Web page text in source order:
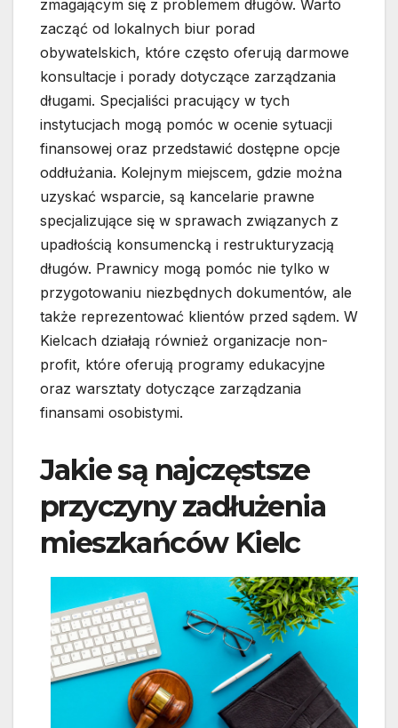
zmagającym się z problemem długów. Warto
zacząć od lokalnych biur porad
obywatelskich, które często oferują darmowe
konsultacje i porady dotyczące zarządzania
długami. Specjaliści pracujący w tych
instytucjach mogą pomóc w ocenie sytuacji
finansowej oraz przedstawić dostępne opcje
oddłużania. Kolejnym miejscem, gdzie można
uzyskać wsparcie, są kancelarie prawne
specjalizujące się w sprawach związanych z
upadłością konsumencką i restrukturyzacją
długów. Prawnicy mogą pomóc nie tylko w
przygotowaniu niezbędnych dokumentów, ale
także reprezentować klientów przed sądem. W
Kielcach działają również organizacje non-
profit, które oferują programy edukacyjne
oraz warsztaty dotyczące zarządzania
finansami osobistymi.
Jakie są najczęstsze
przyczyny zadłużenia
mieszkańców Kielc